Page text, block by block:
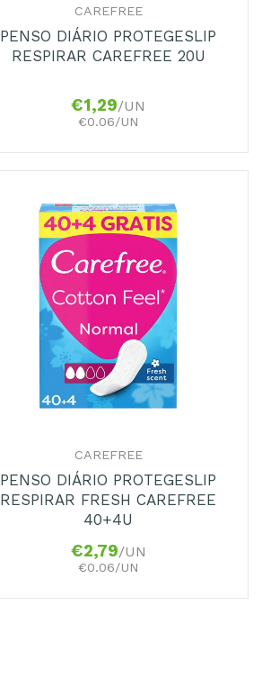
CAREFREE
PENSO DIÁRIO PROTEGESLIP
RESPIRAR CAREFREE 20U
€1,29/UN
€0.06/UN
CAREFREE
PENSO DIÁRIO PROTEGESLIP
RESPIRAR FRESH CAREFREE
40+4U
€2,79/UN
€0.06/UN